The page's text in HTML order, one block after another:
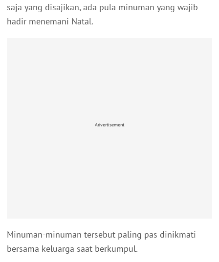
saja yang disajikan, ada pula minuman yang wajib
hadir menemani Natal.
Advertisement
Minuman-minuman tersebut paling pas dinikmati
bersama keluarga saat berkumpul.